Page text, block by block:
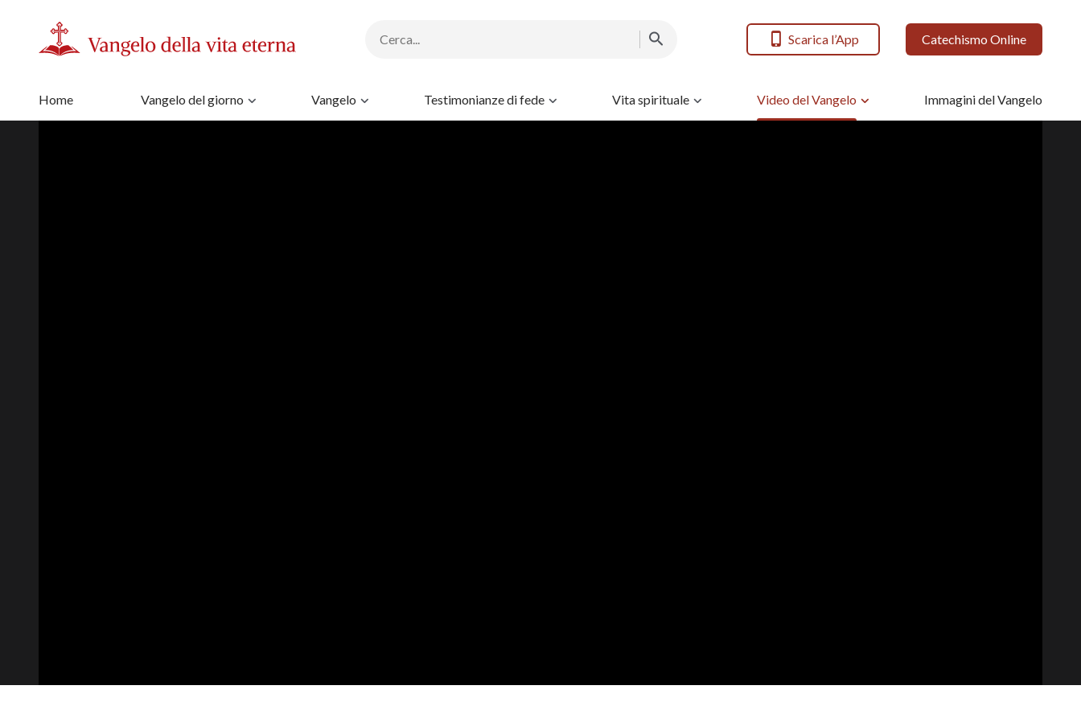
Scarica l’App Catechismo Online
Home Vangelo del giorno Vangelo Testimonianze di fede Vita spirituale Video del Vangelo Immagini del Vangelo